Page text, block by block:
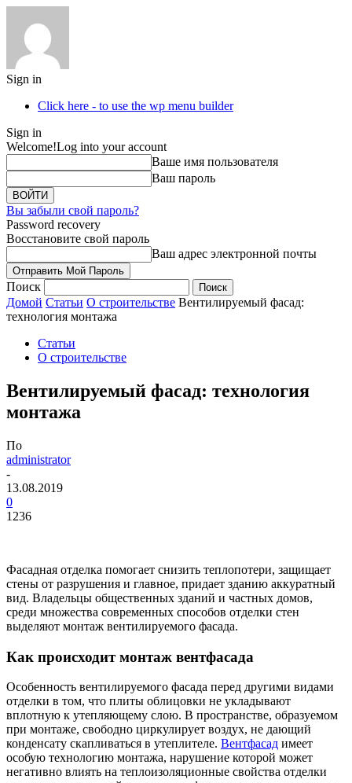
Sign in
Click here - to use the wp menu builder
Sign in
Welcome!Log into your account
Ваше имя пользователя
Ваш пароль
Вы забыли свой пароль?
Password recovery
Восстановите свой пароль
Ваш адрес электронной почты
Поиск
Домой Статьи О строительстве Вентилируемый фасад:
технология монтажа
Статьи
О строительстве
Вентилируемый фасад: технология
монтажа
По
administrator
-
13.08.2019
0
1236
Фасадная отделка помогает снизить теплопотери, защищает
стены от разрушения и главное, придает зданию аккуратный
вид. Владельцы общественных зданий и частных домов,
среди множества современных способов отделки стен
выделяют монтаж вентилируемого фасада.
Как происходит монтаж вентфасада
Особенность вентилируемого фасада перед другими видами
отделки в том, что плиты облицовки не укладывают
вплотную к утепляющему слою. В пространстве, образуемом
при монтаже, свободно циркулирует воздух, не дающий
конденсату скапливаться в утеплителе. Вентфасад имеет
особую технологию монтажа, нарушение которой может
негативно влиять на теплоизоляционные свойства отделки